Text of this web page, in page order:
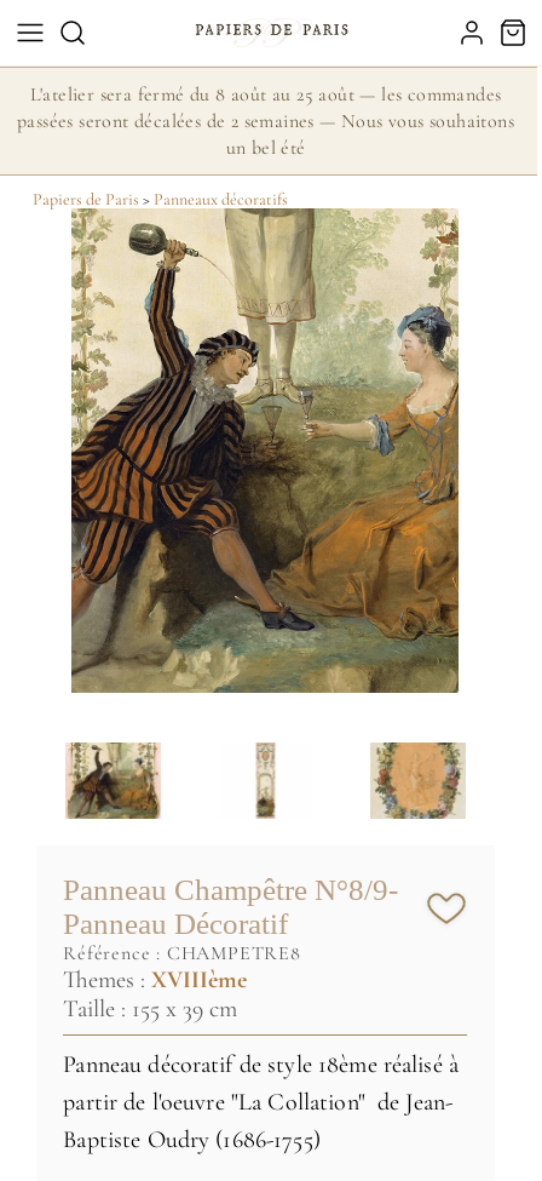
L'atelier sera fermé du 8 août au 25 août — les commandes
passées seront décalées de 2 semaines — Nous vous souhaitons
un bel été
Papiers de Paris > Panneaux décoratifs
Panneau Champêtre N°8/9-
Panneau Décoratif
référence : CHAMPETRE8
Themes :XVIIIème
Taille : 155 x 39 cm
Panneau décoratif de style 18ème réalisé à
partir de l'oeuvre "La Collation" de Jean-
Baptiste Oudry (1686-1755)